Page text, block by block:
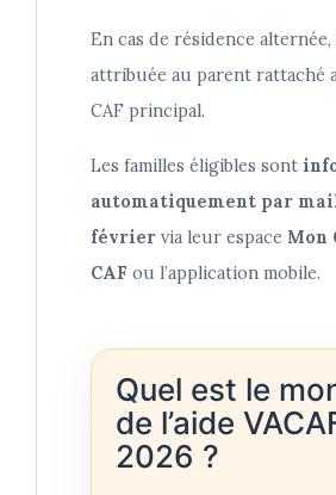
En cas de résidence alternée,
attribuée au parent rattaché
CAF principal.
Les familles éligibles sont
automatiquement par
février via leur espace Mon
CAF ou l’application mobile.
Quel est le
de l’aide
2026 ?